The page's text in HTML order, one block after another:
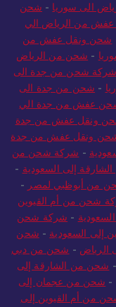
الى سوريا - شحن
من الرياض الي
شحن ونقل عفش من
- شحن من الرياض
شركة شحن من جدة الى
- شحن من جدة الى
عفش من جدة الي
ونقل عفش من جدة
ونقل عفش من جدة
- شركة شحن من
إلى السعودية -
من أبوظبي لمصر -
شحن من أم القيوين
- شركة شحن
إلى السعودية - شحن
الرياض - شحن من دبي
- شحن من الشارقة إلى
- شحن من عجمان إلى
من أم القيوين إلى